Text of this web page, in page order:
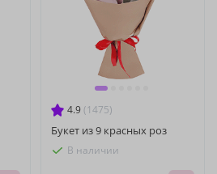
4.9 (1475)
Букет из 9 красных роз
В наличии